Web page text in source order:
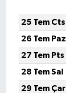
25 Tem Cts
26 Tem Paz
27 Tem Pts
28 Tem Sal
29 Tem Çar